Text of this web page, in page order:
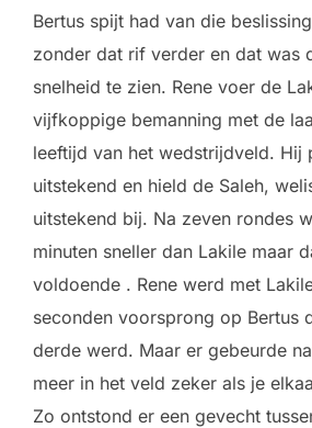
Bertus spijt had van die
zonder dat rif verder en dat was
snelheid te zien. Rene voer de
vijfkoppige bemanning met de
leeftijd van het wedstrijdveld. Hij
uitstekend en hield de Saleh,
uitstekend bij. Na zeven rondes
minuten sneller dan Lakile maar
voldoende . Rene werd met
seconden voorsprong op Bertus
derde werd. Maar er gebeurde
meer in het veld zeker als je
Zo ontstond er een gevecht